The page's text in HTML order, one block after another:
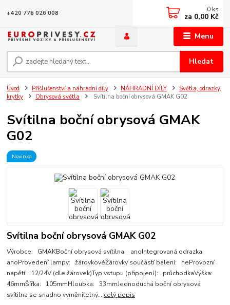
Menu
Hledat
+420 776 026 008 0 ks
za 0,00 Kč
Úvod Příšlušenství a náhradní díly NÁHRADNÍ DÍLY
Světla, odrazky,
krytky
Obrysová světla Svítilna boční obrysová GMAK G02
Svítilna boční obrysová GMAK
G02
Novinka
Svítilna boční obrysová GMAK G02
Výrobce: GMAKBoční obrysová svítilna: anoIntegrovaná odrazka:
anoProvedení lampy: žárovkovéŽárovky součástí balení: neProvozní
napětí: 12/24V (dle žárovek)Typ vstupu (připojení): průchodkaVýška:
46mmŠířka: 105mmHloubka: 33mmJednoduchá boční obrysová
svítilna se snadno vyměnitelný... celý popis